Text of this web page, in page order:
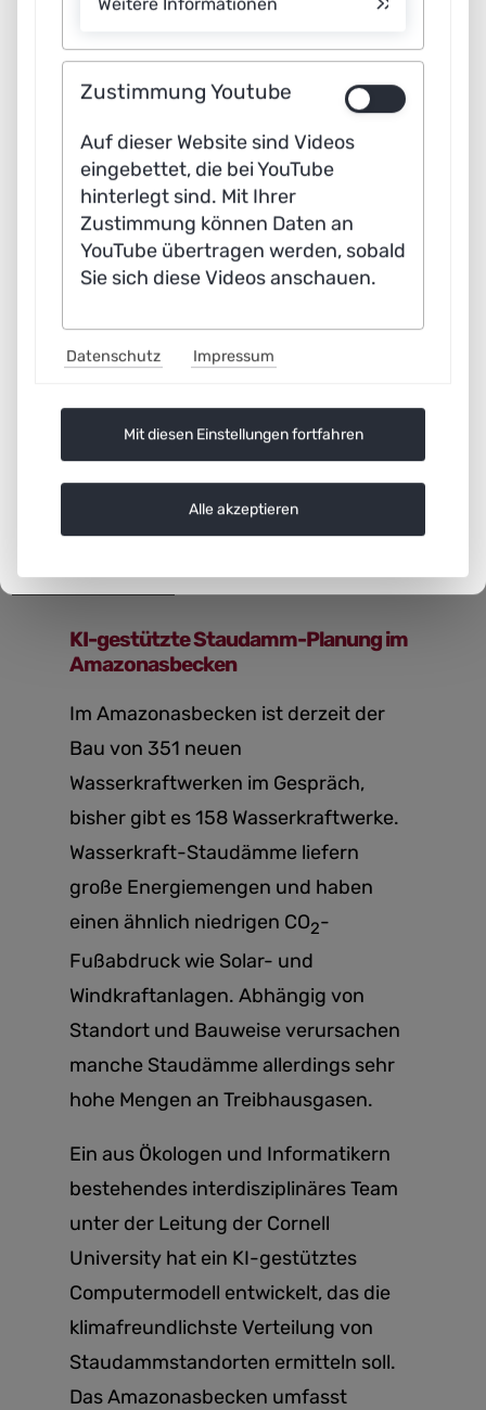
dem Fragestellungen der
Pflanzenwissenschaftler und der
Landwirte mit neuen Technologien
angegangen und in KI-gestützte
Programme umgewandelt werden
können.
Phenotyping for Sustainable Crop Production,
1 vorwärts
Projekt
KI-gestützte Staudamm-Planung im
Amazonasbecken
Im Amazonasbecken ist derzeit der
Bau von 351 neuen
Wasserkraftwerken im Gespräch,
bisher gibt es 158 Wasserkraftwerke.
Wasserkraft-Staudämme liefern
große Energiemengen und haben
einen ähnlich niedrigen CO2-
Fußabdruck wie Solar- und
Windkraftanlagen. Abhängig von
Standort und Bauweise verursachen
manche Staudämme allerdings sehr
hohe Mengen an Treibhausgasen.
Ein aus Ökologen und Informatikern
bestehendes interdisziplinäres Team
unter der Leitung der Cornell
University hat ein KI-gestütztes
Computermodell entwickelt, das die
klimafreundlichste Verteilung von
Staudammstandorten ermitteln soll.
Das Amazonasbecken umfasst
Zustimmung Youtube
Auf dieser Website sind Videos
eingebettet, die bei YouTube
hinterlegt sind. Mit Ihrer
Zustimmung können Daten an
YouTube übertragen werden, sobald
Sie sich diese Videos anschauen.
Datenschutz Impressum
Mit diesen Einstellungen fortfahren
Alle akzeptieren